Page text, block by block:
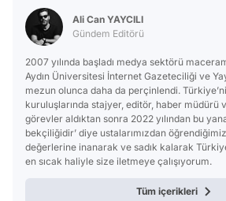
Ali Can YAYCILI
Gündem Editörü
2007 yılında başladı medya sektörü
Aydın Üniversitesi İnternet Gazeteciliği ve
mezun olunca daha da perçinlendi.
kuruluşlarında stajyer, editör, haber müdürü
görevler aldıktan sonra 2022 yılından bu yana
bekçiliğidir’ diye ustalarımızdan
değerlerine inanarak ve sadık kalarak
en sıcak haliyle size iletmeye çalışıyorum.
Tüm içerikleri